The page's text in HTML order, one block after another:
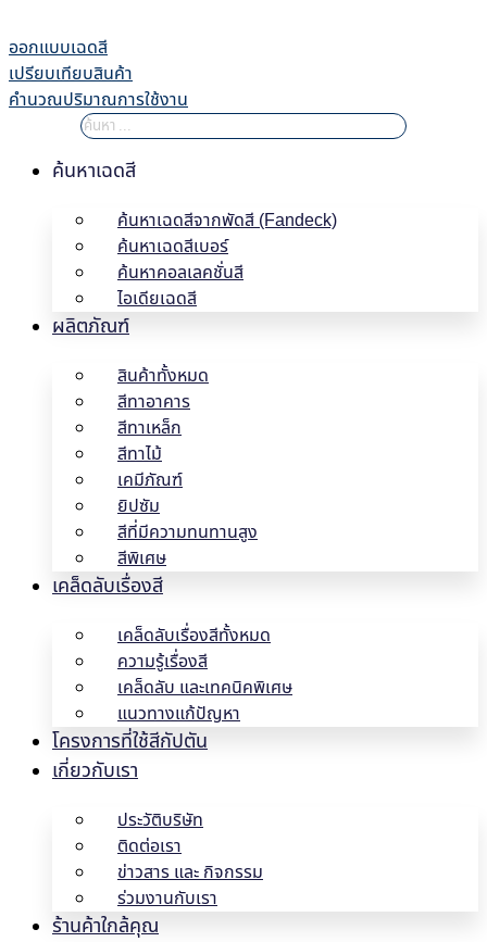
to
content
ออกแบบเฉดสี
เปรียบเทียบสินค้า
คำนวณปริมาณการใช้งาน
ค้นหาเฉดสี
ค้นหาเฉดสีจากพัดสี (Fandeck)
ค้นหาเฉดสีเบอร์
ค้นหาคอลเลคชั่นสี
ไอเดียเฉดสี
ผลิตภัณฑ์
สินค้าทั้งหมด
สีทาอาคาร
สีทาเหล็ก
สีทาไม้
เคมีภัณฑ์
ยิปซัม
สีที่มีความทนทานสูง
สีพิเศษ
เคล็ดลับเรื่องสี
เคล็ดลับเรื่องสีทั้งหมด
ความรู้เรื่องสี
เคล็ดลับ และเทคนิคพิเศษ
แนวทางแก้ปัญหา
โครงการที่ใช้สีกัปตัน
เกี่ยวกับเรา
ประวัติบริษัท
ติดต่อเรา
ข่าวสาร และ กิจกรรม
ร่วมงานกับเรา
ร้านค้าใกล้คุณ